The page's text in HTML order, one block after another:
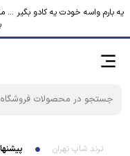
یه بارم واسه خودت یه کادو بگیر
ترند شاپ تهران